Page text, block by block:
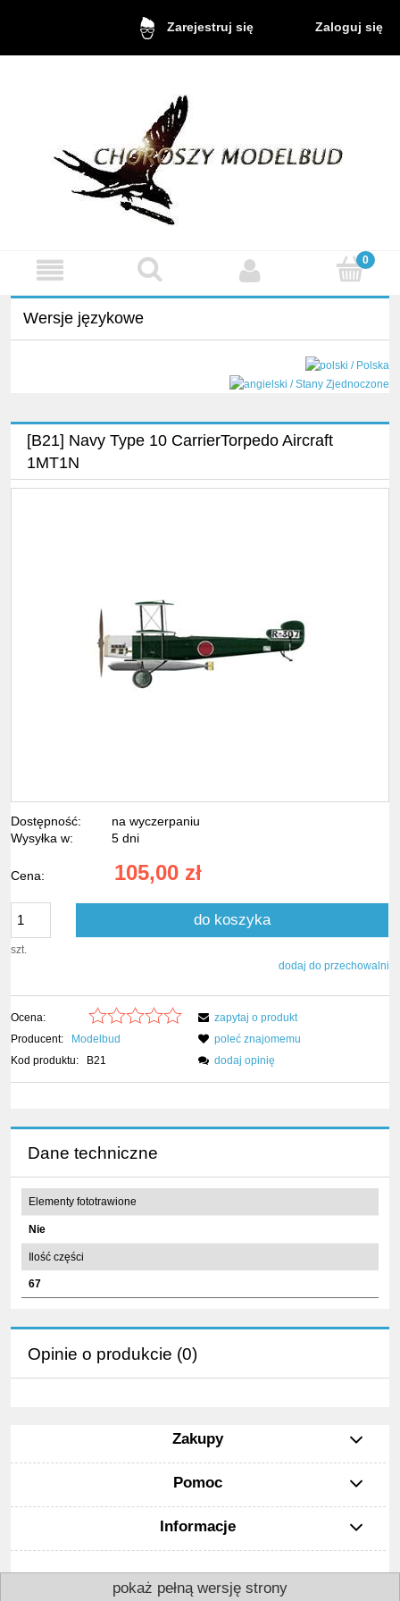
Zarejestruj się Zaloguj się
Wersje językowe
[B21] Navy Type 10 CarrierTorpedo Aircraft
1MT1N
Dostępność:
na wyczerpaniu
Wysyłka w:
5 dni
Cena: 105,00 zł
szt.
do koszyka
dodaj do przechowalni
Ocena:
Producent:
Modelbud
Kod produktu:
B21
zapytaj o produkt
poleć znajomemu
dodaj opinię
Dane techniczne
Elementy fototrawione
Nie
Ilość części
67
Opinie o produkcie (0)
Zakupy
Pomoc
Informacje
pokaż pełną wersję strony